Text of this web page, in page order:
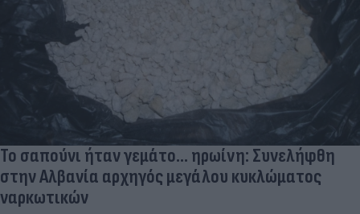
Το σαπούνι ήταν γεμάτο... ηρωίνη: Συνελήφθη
στην Αλβανία αρχηγός μεγάλου κυκλώματος
ναρκωτικών